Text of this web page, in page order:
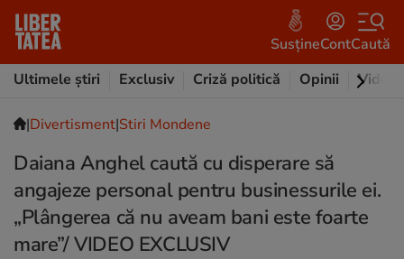
SusțineContCaută
Ultimele știri
Exclusiv Criză politică Opinii Video
|Divertisment|Stiri Mondene
Daiana Anghel caută cu disperare să
angajeze personal pentru businessurile ei.
„Plângerea că nu aveam bani este foarte
mare”/ VIDEO EXCLUSIV